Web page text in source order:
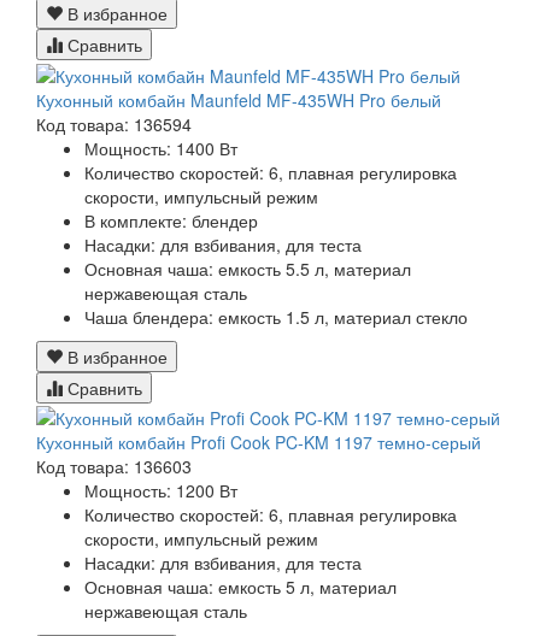
В избранное
Сравнить
Кухонный комбайн Maunfeld MF-435WH Pro белый
Код товара: 136594
Мощность: 1400 Вт
Количество скоростей: 6, плавная регулировка
скорости, импульсный режим
В комплекте: блендер
Насадки: для взбивания, для теста
Основная чаша: емкость 5.5 л, материал
нержавеющая сталь
Чаша блендера: емкость 1.5 л, материал стекло
В избранное
Сравнить
Кухонный комбайн Profi Cook PC-KM 1197 темно-серый
Код товара: 136603
Мощность: 1200 Вт
Количество скоростей: 6, плавная регулировка
скорости, импульсный режим
Насадки: для взбивания, для теста
Основная чаша: емкость 5 л, материал
нержавеющая сталь